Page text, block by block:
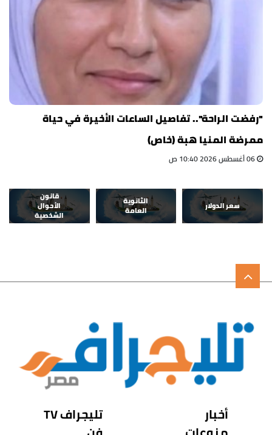
"رفضت الراحة".. تفاصيل الساعات الأخيرة في حياة
ممرضة المنيا هبة (خاص)
سعر الدولار
الثانوية
العامة
قانون
الأحوال
الشخصية
أخبار
تليجراف TV